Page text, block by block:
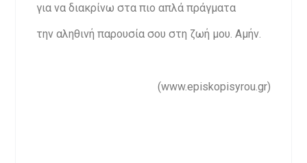
για να διακρίνω στα πιο απλά πράγματα
την αληθινή παρουσία σου στη ζωή μου. Αμήν.
(www.episkopisyrou.gr)